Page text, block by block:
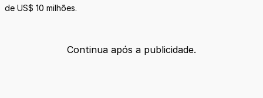
de US$ 10 milhões.
Continua após a publicidade.